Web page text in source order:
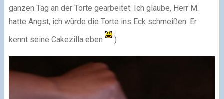
ganzen Tag an der Torte gearbeitet. Ich glaube, Herr M.
hatte Angst, ich würde die Torte ins Eck schmeißen. Er
kennt seine Cakezilla eben
)